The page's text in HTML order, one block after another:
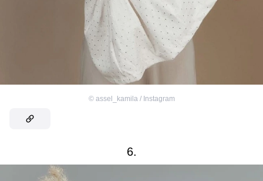
© assel_kamila / Instagram
6.